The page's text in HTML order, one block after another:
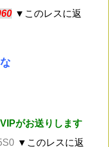
▼このレスに返
がお送りします
▼このレスに返